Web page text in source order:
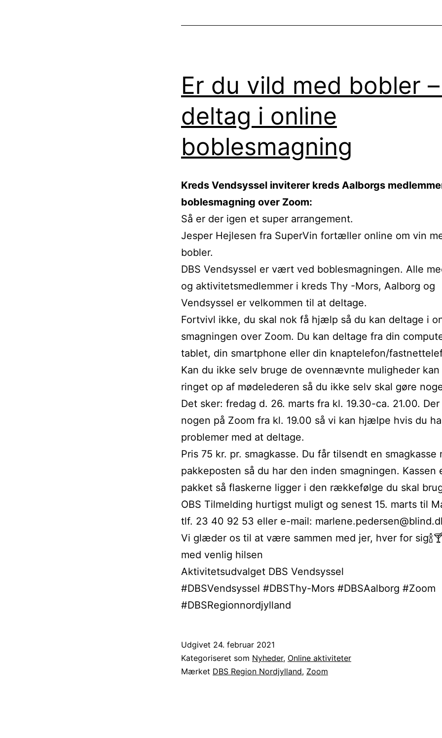
Er du vild med bobler
deltag i online
boblesmagning
Kreds Vendsyssel inviterer kreds Aalborgs
boblesmagning over Zoom:
Så er der igen et super arrangement.
Jesper Hejlesen fra SuperVin fortæller online om vin
bobler.
DBS Vendsyssel er vært ved boblesmagningen. Alle
og aktivitetsmedlemmer i kreds Thy -Mors, Aalborg og
Vendsyssel er velkommen til at deltage.
Fortvivl ikke, du skal nok få hjælp så du kan deltage i
smagningen over Zoom. Du kan deltage fra din
tablet, din smartphone eller din knaptelefon/
Kan du ikke selv bruge de ovennævnte muligheder
ringet op af mødelederen så du ikke selv skal gøre
Det sker: fredag d. 26. marts fra kl. 19.30-ca. 21.00.
nogen på Zoom fra kl. 19.00 så vi kan hjælpe hvis du
problemer med at deltage.
Pris 75 kr. pr. smagkasse. Du får tilsendt en smagkasse
pakkeposten så du har den inden smagningen. Kassen
pakket så flaskerne ligger i den rækkefølge du skal
OBS Tilmelding hurtigst muligt og senest 15. marts til
tlf. 23 40 92 53 eller e-mail:
Vi glæder os til at være sammen med jer, hver for
med venlig hilsen
Aktivitetsudvalget DBS Vendsyssel
#DBSVendsyssel #DBSThy-Mors #DBSAalborg #Zoom
#DBSRegionnordjylland
Udgivet 24. februar 2021
Kategoriseret som Nyheder, Online aktiviteter
Mærket DBS Region Nordjylland, Zoom